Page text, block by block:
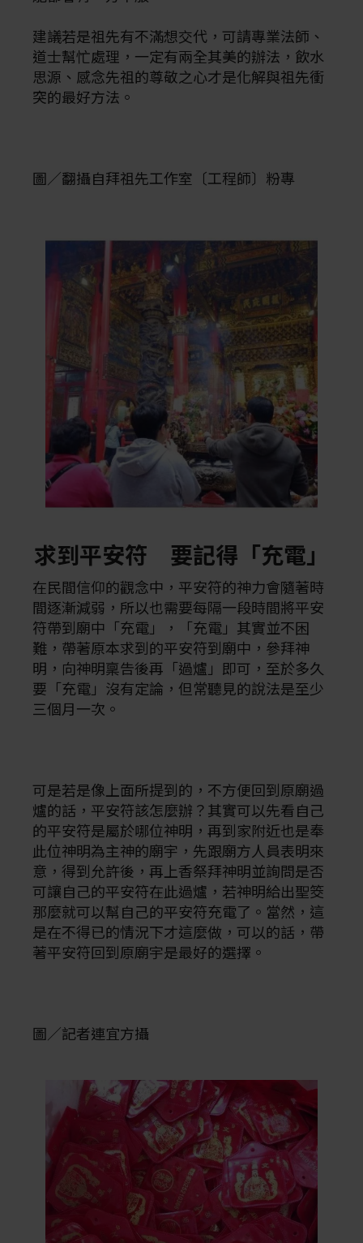
建議若是祖先有不滿想交代，可請專業法師、
道士幫忙處理，一定有兩全其美的辦法，飲水
思源、感念先祖的尊敬之心才是化解與祖先衝
突的最好方法。
圖／翻攝自拜祖先工作室〔工程師〕‎粉專
求到平安符 要記得「充電」
在民間信仰的觀念中，平安符的神力會隨著時
間逐漸減弱，所以也需要每隔一段時間將平安
符帶到廟中「充電」，「充電」其實並不困
難，帶著原本求到的平安符到廟中，參拜神
明，向神明稟告後再「過爐」即可，至於多久
要「充電」沒有定論，但常聽見的說法是至少
三個月一次。
可是若是像上面所提到的，不方便回到原廟過
爐的話，平安符該怎麼辦？其實可以先看自己
的平安符是屬於哪位神明，再到家附近也是奉
此位神明為主神的廟宇，先跟廟方人員表明來
意，得到允許後，再上香祭拜神明並詢問是否
可讓自己的平安符在此過爐，若神明給出聖筊
那麼就可以幫自己的平安符充電了。當然，這
是在不得已的情況下才這麼做，可以的話，帶
著平安符回到原廟宇是最好的選擇。
圖／記者連宜方攝